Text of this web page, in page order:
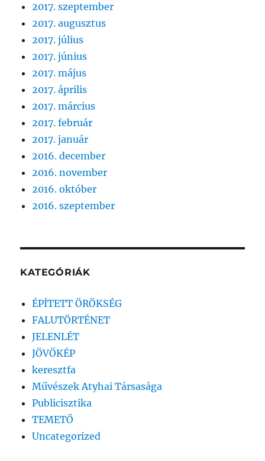
2017. szeptember
2017. augusztus
2017. július
2017. június
2017. május
2017. április
2017. március
2017. február
2017. január
2016. december
2016. november
2016. október
2016. szeptember
KATEGÓRIÁK
ÉPÍTETT ÖRÖKSÉG
FALUTÖRTÉNET
JELENLÉT
JÖVŐKÉP
keresztfa
Művészek Atyhai Társasága
Publicisztika
TEMETŐ
Uncategorized